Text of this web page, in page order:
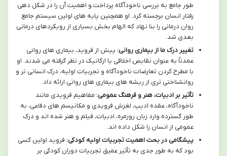
طور جامع به بررسی ناخودآگاه پرداخت و اهمیت آن را در شکل دهی
رفتار انسان برجسته کرد. او همچنین پایه های اولین سیستم جامع
روان درمانی را بنا نهاد که الهام بخش بسیاری از رویکردهای درمانی
بعدی شد.
تغییر درک ما از بیماری روانی: پیش از فروید، بیماری های روانی
عمدتاً به عنوان نقایص اخلاقی یا ارگانیک در نظر گرفته می شدند. او
با مطرح کردن تعارضات ناخودآگاه و تجربیات اولیه، درک انسانی تر و
روانشناختی تری از ریشه های بیماری های روانی ارائه داد.
تأثیر بر ادبیات، هنر و فرهنگ عمومی: مفاهیم فرویدی مانند
ناخودآگاه، عقده ادیپ، لغزش فرویدی و مکانیسم های دفاعی، به
طور گسترده وارد زبان روزمره، ادبیات، فیلم و هنر شده اند و درک
عمومی از انسان را شکل داده اند.
پیشگامی در بحث اهمیت تجربیات اولیه کودکی: فروید اولین کسی
بود که به طور جدی به تأثیر عمیق تجربیات دوران کودکی بر